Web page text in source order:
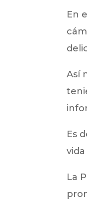
En
Así
Es
La